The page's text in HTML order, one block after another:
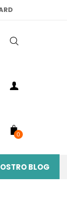
0
BLOG